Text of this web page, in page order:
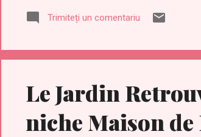
gravitează în jurul
se căsătorește cu
Trimiteți un comentariu
Le Jardin
niche Maison